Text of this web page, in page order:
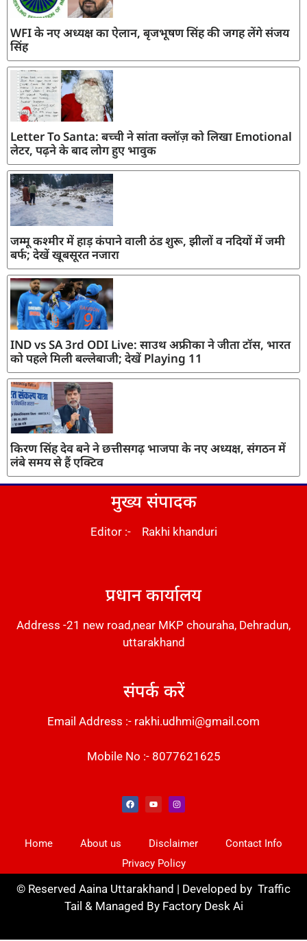
WFI के नए अध्यक्ष का ऐलान, बृजभूषण सिंह की जगह लेंगे संजय
सिंह
Letter To Santa: बच्ची ने सांता क्लॉज़ को लिखा Emotional
लेटर, पढ़ने के बाद लोग हुए भावुक
जम्मू कश्मीर में हाड़ कंपाने वाली ठंड शुरू, झीलों व नदियों में जमी
बर्फ; देखें खूबसूरत नजारा
IND vs SA 3rd ODI Live: साउथ अफ्रीका ने जीता टॉस, भारत
को पहले मिली बल्लेबाजी; देखें Playing 11
किरण सिंह देव बने ने छत्तीसगढ़ भाजपा के नए अध्यक्ष, संगठन में
लंबे समय से हैं एक्टिव
मुख्य संपादक
Editor :- Rakhi khanduri
प्रधान कार्यालय
Address -21 new road,near MKP chouraha, Dehradun,
uttarakhand
संपर्क करें
Email Address :- rakhi.udhmi@gmail.com
Mobile No :- 8077621625
Home About us Disclaimer
Contact Info
Privacy Policy
© Reserved Aaina Uttarakhand | Developed by Traffic
Tail & Managed By Factory Desk Ai